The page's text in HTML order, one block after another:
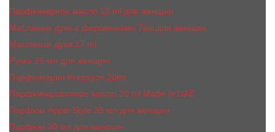
Парфюмерное масло 10 ml для женщин
Масляные духи c феромонами 7мл для женщин
Масляные духи 17 ml
Ручка 15 мл для женщин
Парфюмерия Kreasyon 20ml
Парфюмированное масло 20 ml Made In UAE
Парфюм Apple Style 35 мл для женщин
Парфюм 30 мл для женщин